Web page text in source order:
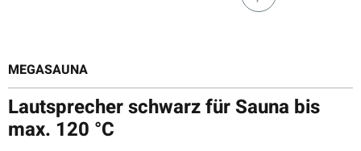
MEGASAUNA
Lautsprecher schwarz für Sauna bis
max. 120 °C